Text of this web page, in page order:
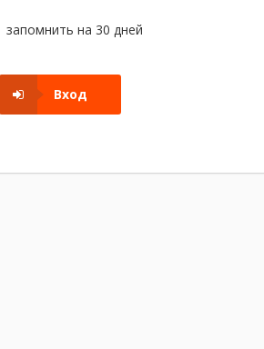
запомнить на 30 дней
Вход